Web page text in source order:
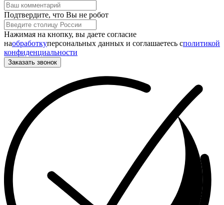
Подтвердите, что Вы не робот
Нажимая на кнопку, вы даете согласие
наобработкуперсональных данных и соглашаетесь cполитикой
конфиденциальности
Заказать звонок